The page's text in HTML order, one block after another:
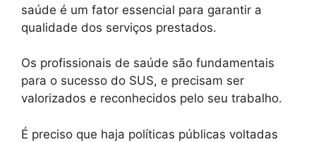
saúde é um fator essencial para garantir a
qualidade dos serviços prestados.
Os profissionais de saúde são fundamentais
para o sucesso do SUS, e precisam ser
valorizados e reconhecidos pelo seu trabalho.
É preciso que haja políticas públicas voltadas